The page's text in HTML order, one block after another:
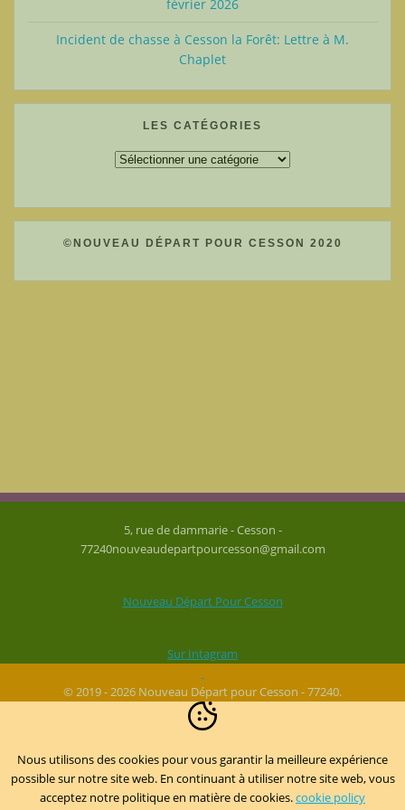
février 2026
Incident de chasse à Cesson la Forêt: Lettre à M.
Chaplet
LES CATÉGORIES
Les
©NOUVEAU DÉPART POUR CESSON 2020
5, rue de dammarie - Cesson -
77240nouveaudepartpourcesson@gmail.com
Nouveau Départ Pour Cesson
Sur Intagram
© 2019 - 2026 Nouveau Départ pour Cesson - 77240.
Nous utilisons des cookies pour vous garantir la meilleure expérience
possible sur notre site web. En continuant à utiliser notre site web, vous
acceptez notre politique en matière de cookies.cookie policy